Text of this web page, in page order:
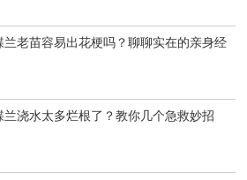
兰老苗容易出花梗吗？聊聊实在的亲身经
兰浇水太多烂根了？教你几个急救妙招